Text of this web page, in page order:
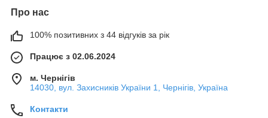
Про нас
100% позитивних з 44 відгуків за рік
Працює з 02.06.2024
м. Чернігів
14030, вул. Захисників України 1, Чернігів, Україна
Контакти